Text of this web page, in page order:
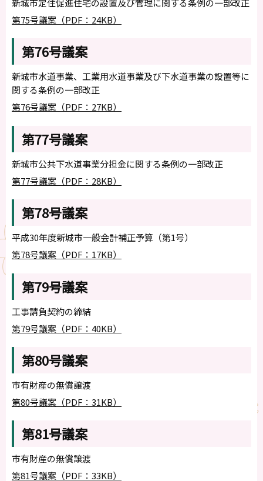
新城市定住促進住宅の設置及び管理に関する条例の一部改正
第75号議案（PDF：24KB）
第76号議案
新城市水道事業、工業用水道事業及び下水道事業の設置等に
関する条例の一部改正
第76号議案（PDF：27KB）
第77号議案
新城市公共下水道事業分担金に関する条例の一部改正
第77号議案（PDF：28KB）
第78号議案
平成30年度新城市一般会計補正予算（第1号）
第78号議案（PDF：17KB）
第79号議案
工事請負契約の締結
第79号議案（PDF：40KB）
第80号議案
市有財産の無償譲渡
第80号議案（PDF：31KB）
第81号議案
市有財産の無償譲渡
第81号議案（PDF：33KB）